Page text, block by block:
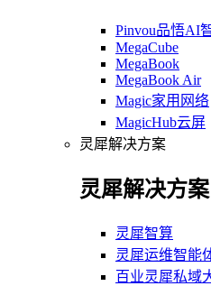
Pinvou品悟AI
MegaCube
MegaBook
MegaBook Air
Magic家用网络
MagicHub云屏
灵犀解决方案
灵犀解决方案
灵犀智算
灵犀运维智能
百业灵犀私域